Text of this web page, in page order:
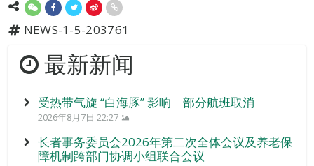
NEWS-1-5-203761
最新新闻
受热带气旋 “白海豚” 影响 部分航班取消
2026年8月7日 22:27
长者事务委员会2026年第二次全体会议及养老保
障机制跨部门协调小组联合会议